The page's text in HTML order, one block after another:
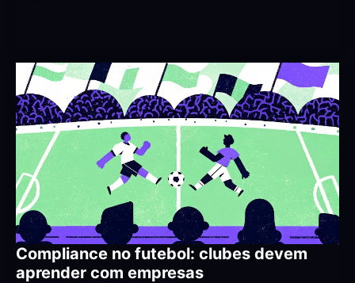
Compliance no futebol: clubes devem
aprender com empresas